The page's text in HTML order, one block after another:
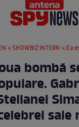
»SHOWBIZ INTERN » Ea este noua bombă
bombă
sale